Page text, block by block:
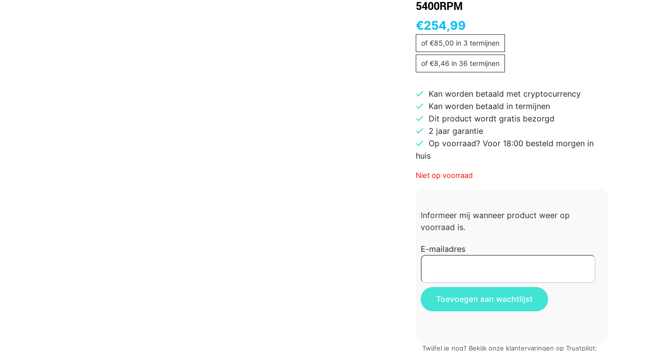
5400RPM
€254,99
of €85,00 in 3 termijnen
of €8,46 in 36 termijnen
Kan worden betaald met cryptocurrency
Kan worden betaald in termijnen
Dit product wordt gratis bezorgd
2 jaar garantie
Op voorraad? Voor 18:00 besteld morgen in
huis
Niet op voorraad
Informeer mij wanneer product weer op
voorraad is.
E-mailadres
Twijfel je nog? Bekijk onze klantervaringen op Trustpilot: